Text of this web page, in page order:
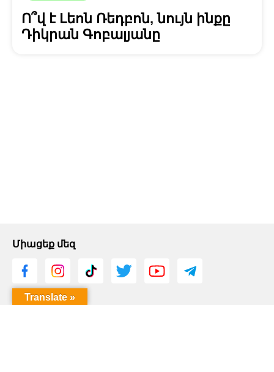
Ո՞վ է Լեոն Ռեդբոն, նույն ինքը
Դիկրան Գոբալյանը
Միացեք մեզ
Translate »